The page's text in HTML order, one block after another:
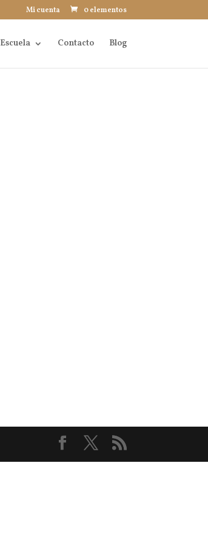
Mi cuenta 0 elementos
Escuela Contacto Blog